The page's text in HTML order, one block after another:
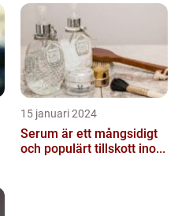
15 januari 2024
Serum är ett mångsidigt
och populärt tillskott ino...